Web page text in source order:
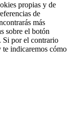
propias y de
de
más
sobre el botón
Si por el contrario
te indicaremos cómo